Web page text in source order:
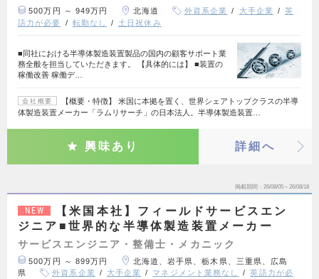
500万円 ～ 949万円 北海道 外資系企業 大手企業
英
語力が必要
転勤なし 土日祝休み
■同社における半導体製造装置製品の国内の顧客サポート業
務全般を担当していただきます。 【具体的には】 ■装置の
稼働改善 稼働デ…
会社概要
【概要・特徴】 米国に本拠を置く、世界シェアトップクラスの半導
体製造装置メーカー「ラムリサーチ」の日本法人。半導体製造装置…
興味あり 詳細へ
掲載期間 26/08/05～26/08/18
NEW
【米国本社】フィールドサービスエン
ジニア■世界的な半導体製造装置メーカー
サービスエンジニア・整備士・メカニック
500万円 ～ 899万円
北海道、岩手県、栃木県、三重県、広島
県
外資系企業 大手企業 マネジメント業務なし
英語力が必